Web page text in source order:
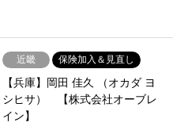
近畿 保険加入＆見直し
【兵庫】岡田 佳久 （オカダ ヨ
シヒサ） 【株式会社オーブレ
イン】